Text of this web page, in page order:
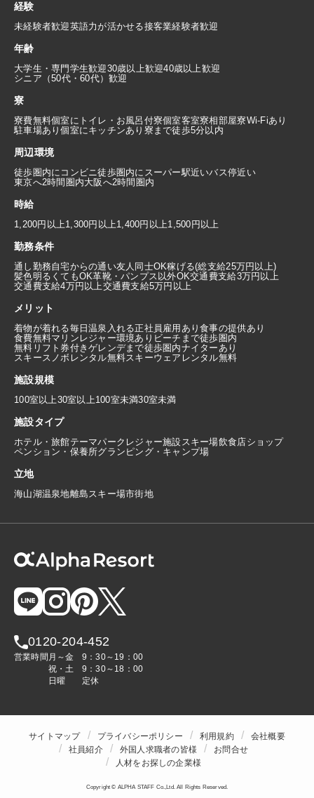
経験
未経験者歓迎英語力が活かせる接客業経験者歓迎
年齢
大学生・専門学生歓迎30歳以上歓迎40歳以上歓迎
シニア（50代・60代）歓迎
寮
寮費無料個室にトイレ・お風呂付寮個室客室寮相部屋寮Wi-Fiあり
駐車場あり個室にキッチンあり 寮まで徒歩5分以内
周辺環境
徒歩圏内にコンビニ徒歩圏内にスーパー駅近いバス停近い
東京へ2時間圏内大阪へ2時間圏内
時給
1,200円以上1,300円以上1,400円以上1,500円以上
勤務条件
通し勤務自宅からの通い友人同士OK稼げる(総支給25万円以上)
髪色明るくてもOK革靴・パンプス以外OK交通費支給3万円以上
交通費支給4万円以上交通費支給5万円以上
メリット
着物が着れる毎日温泉入れる正社員雇用あり食事の提供あり
食費無料マリンレジャー環境あり ビーチまで徒歩圏内
無料リフト券付きゲレンデまで徒歩圏内ナイターあり
スキースノボレンタル無料スキーウェアレンタル無料
施設規模
100室以上30室以上100室未満30室未満
施設タイプ
ホテル・旅館テーマパーク レジャー施設スキー場飲食店ショップ
ペンション・保養所グランピング・キャンプ場
立地
海山湖温泉地離島スキー場市街地
0120-204-452
営業時間 月～金
9：30～19：00
祝・土
9：30～18：00
日曜
定休
サイトマップ プライバシーポリシー 利用規約
会社概要
社員紹介
外国人求職者の皆様
お問合せ
人材をお探しの企業様
Copyright © ALPHA STAFF Co.,Ltd. All Rights Reserved.